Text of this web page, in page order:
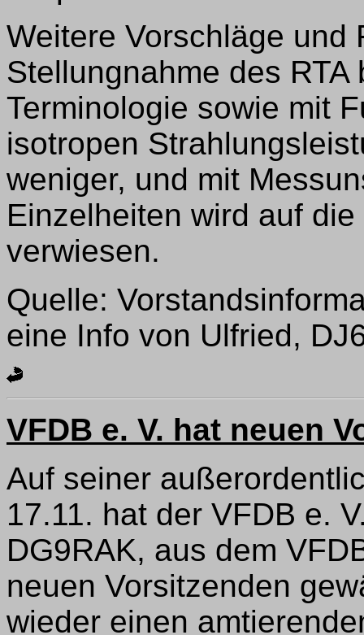
Weitere Vorschläge und
Stellungnahme des
Terminologie sowie mit
isotropen
weniger, und mit
Einzelheiten wird auf
verwiesen.
Quelle:
eine Info von Ulfried,
VFDB e. V. hat neuen
Auf seiner
17.11. hat der VFDB e.
DG9RAK, aus dem
neuen Vorsitzenden
wieder einen